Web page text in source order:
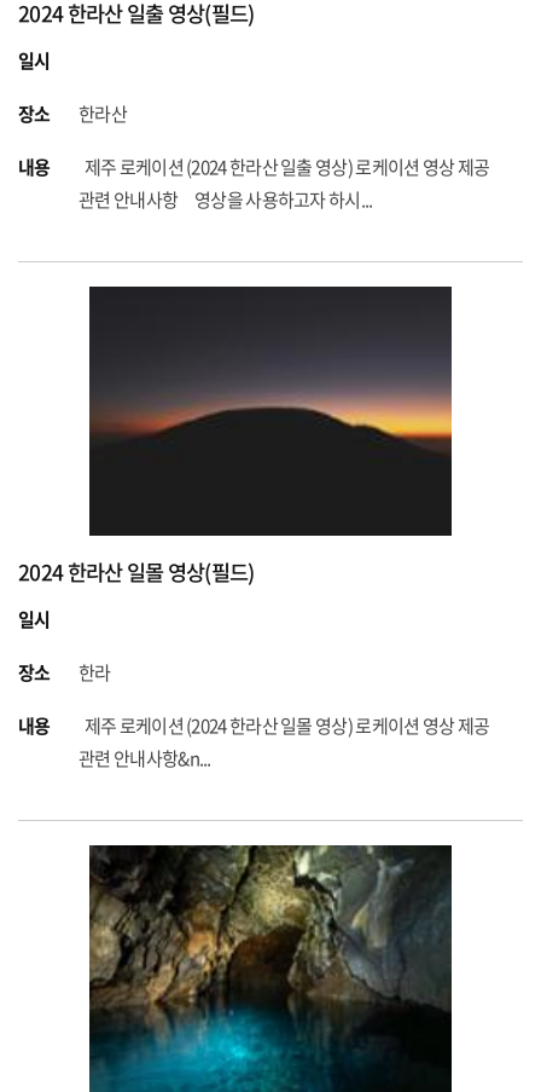
2024 한라산 일출 영상(필드)
일시
장소
한라산
내용
제주 로케이션 (2024 한라산 일출 영상) 로케이션 영상 제공
관련 안내사항 영상을 사용하고자 하시...
2024 한라산 일몰 영상(필드)
일시
장소
한라
내용
제주 로케이션 (2024 한라산 일몰 영상) 로케이션 영상 제공
관련 안내사항&n...